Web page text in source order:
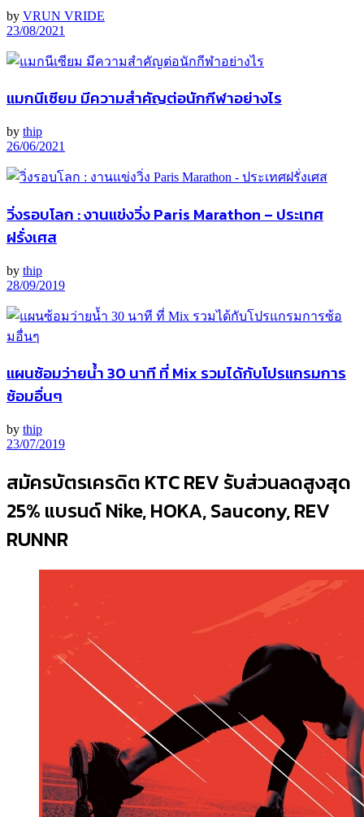
by VRUN VRIDE
23/08/2021
แมกนีเซียม มีความสำคัญต่อนักกีฬาอย่างไร
by thip
26/06/2021
วิ่งรอบโลก : งานแข่งวิ่ง Paris Marathon – ประเทศ
ฝรั่งเศส
by thip
28/09/2019
แผนซ้อมว่ายน้ำ 30 นาที ที่ Mix รวมได้กับโปรแกรมการ
ซ้อมอื่นๆ
by thip
23/07/2019
สมัครบัตรเครดิต KTC REV รับส่วนลดสูงสุด
25% แบรนด์ Nike, HOKA, Saucony, REV
RUNNR